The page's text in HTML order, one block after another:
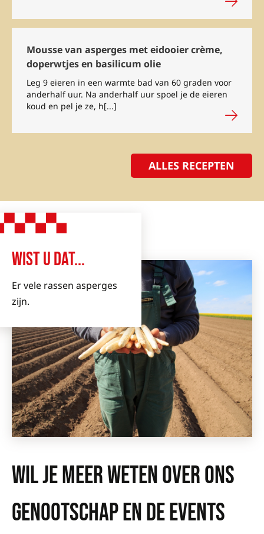
Mousse van asperges met eidooier crème,
doperwtjes en basilicum olie
Leg 9 eieren in een warmte bad van 60 graden voor
anderhalf uur. Na anderhalf uur spoel je de eieren
koud en pel je ze, h[...]
ALLES RECEPTEN
WIST U DAT...
Er vele rassen asperges
zijn.
WIL JE MEER WETEN OVER ONS
GENOOTSCHAP EN DE EVENTS